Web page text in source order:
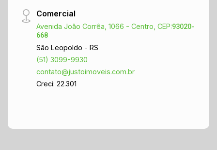
Facilidade de acesso para transporte de
mercadorias e clientes. - Vagas de
estacionamento nas proximidades. Não perca a
oportunidade de alavancar seu negócio em um
dos melhores pontos da cidade! Entre em
contato agora mesmo para agendar uma visita e
conhecer de perto esse excelente espaço
Comercial
Avenida João Corrêa, 1066 - Centro, CEP:93020-
668
São Leopoldo - RS
(51) 3099-9930
contato@justoimoveis.com.br
Creci: 22.301